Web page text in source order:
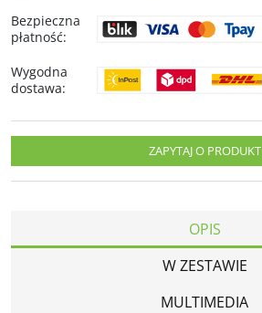
Bezpieczna
płatność:
Wygodna
dostawa:
ZAPYTAJ O PRODUKT
OPIS
W ZESTAWIE
MULTIMEDIA